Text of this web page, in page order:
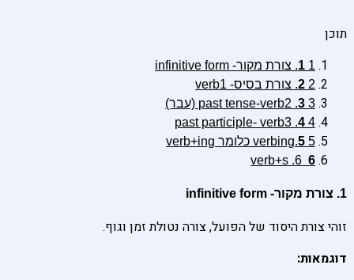
תוכן
1 1. צורת מקור- infinitive form
2 2. צורת בסיס- verb1
3 3. past tense-verb2 (עבר)
4 4. past participle- verb3
5 5.verbing כלומר verb+ing
6
1. צורת מקור- infinitive form
זוהי צורת היסוד של הפועל, צורה נטולת זמן וגוף.
דוגמאות: